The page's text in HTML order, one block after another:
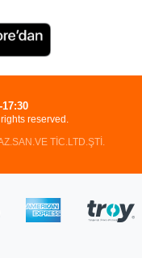
reserved.
TİC.LTD.ŞTİ.
17:30